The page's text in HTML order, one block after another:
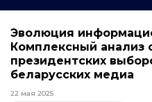
Эволюция
Комплексный анализ
президентских
беларусских медиа
22 мая 2025